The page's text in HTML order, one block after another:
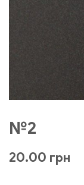
№2
20.00 грн